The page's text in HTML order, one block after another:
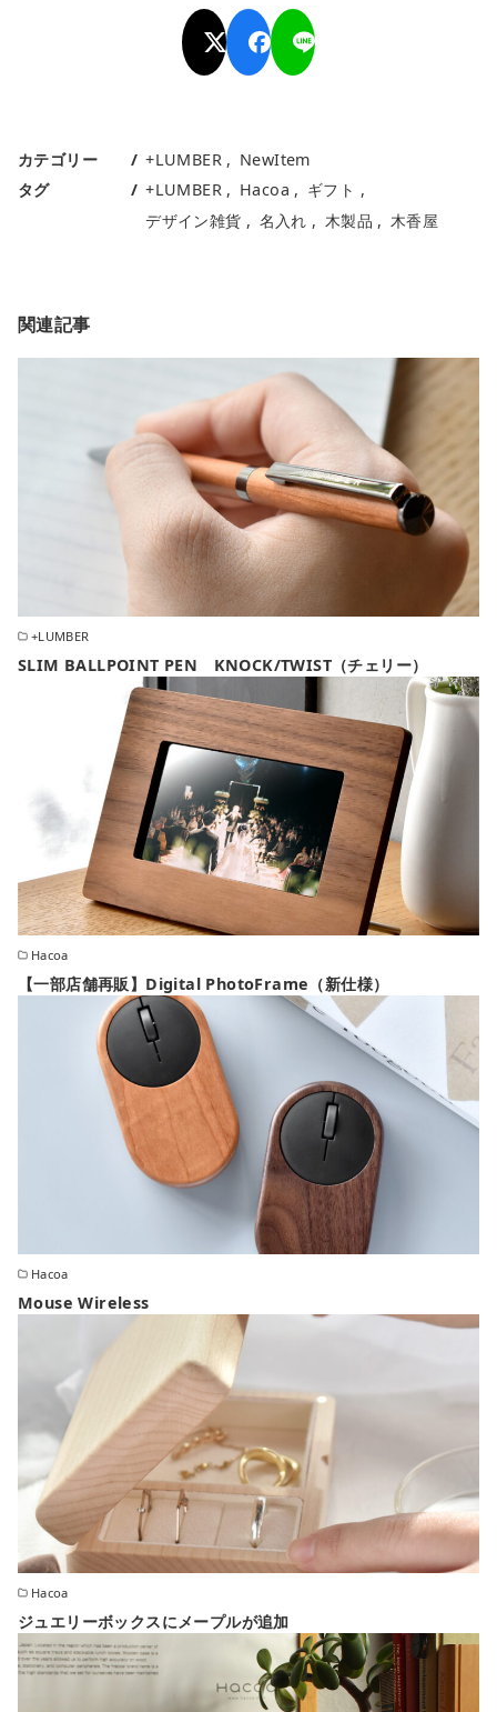
カテゴリー +LUMBER
NewItem
タグ
+LUMBER Hacoa
ギフト
デザイン雑貨
名入れ 木製品 木香屋
関連記事
+LUMBER
SLIM BALLPOINT PEN KNOCK/TWIST（チェリー）
Hacoa
【一部店舗再販】Digital PhotoFrame（新仕様）
Hacoa
Mouse Wireless
Hacoa
ジュエリーボックスにメープルが追加